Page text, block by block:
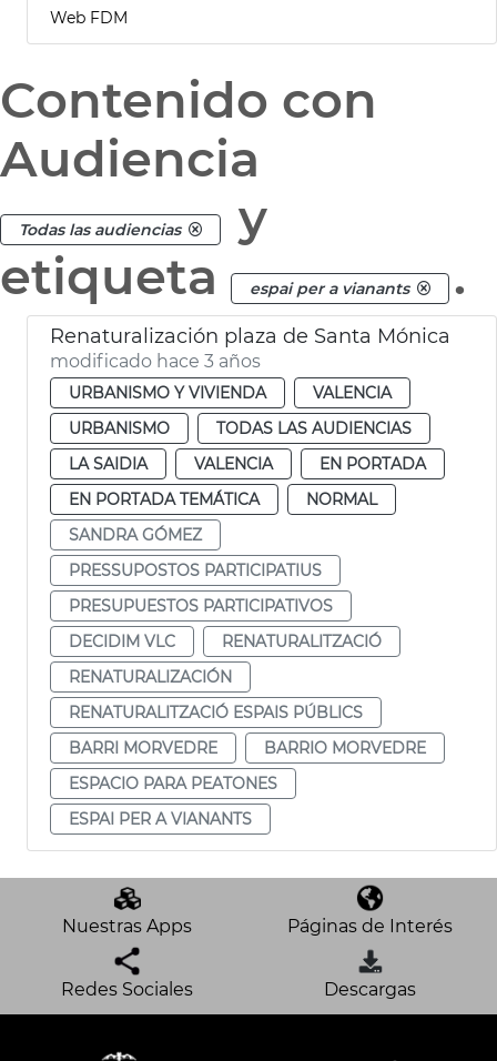
Web FDM
Contenido con
Audiencia
Todas las audiencias
y
etiqueta
espai per a vianants .
Renaturalización plaza de Santa Mónica
modificado hace 3 años
URBANISMO Y VIVIENDA
VALENCIA
URBANISMO
TODAS LAS AUDIENCIAS
LA SAIDIA
VALENCIA
EN PORTADA
EN PORTADA TEMÁTICA
NORMAL
SANDRA GÓMEZ
PRESSUPOSTOS PARTICIPATIUS
PRESUPUESTOS PARTICIPATIVOS
DECIDIM VLC
RENATURALITZACIÓ
RENATURALIZACIÓN
RENATURALITZACIÓ ESPAIS PÚBLICS
BARRI MORVEDRE
BARRIO MORVEDRE
ESPACIO PARA PEATONES
ESPAI PER A VIANANTS
Nuestras Apps Páginas de Interés
Redes Sociales Descargas